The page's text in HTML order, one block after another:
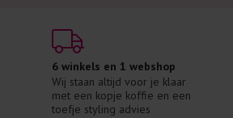
6 winkels en 1 webshop
Wij staan altijd voor je klaar
met een kopje koffie en een
toefje styling advies